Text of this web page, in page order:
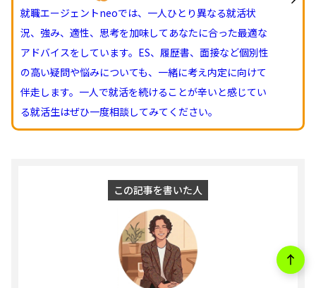
就職エージェントneoでは、一人ひとり異なる就活状
況、強み、適性、思考を加味してあなたに合った最適な
アドバイスをしています。ES、履歴書、面接など個別性
の高い疑問や悩みについても、一緒に考え内定に向けて
伴走します。一人で就活を続けることが辛いと感じてい
る就活生はぜひ一度相談してみてください。
この記事を書いた人